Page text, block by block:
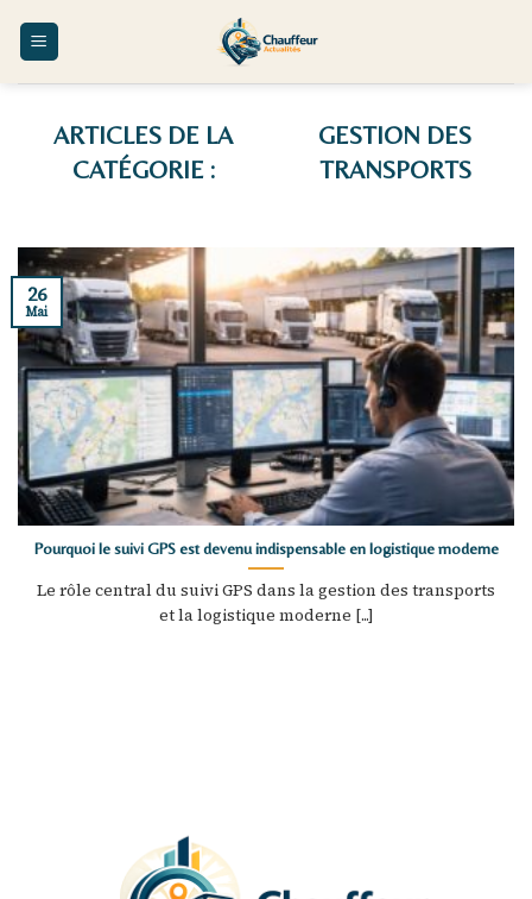
GESTION DES
TRANSPORTS
Pourquoi le suivi GPS est devenu indispensable en logistique moderne
Le rôle central du suivi GPS dans la gestion des transports
et la logistique moderne [...]
26
Mai